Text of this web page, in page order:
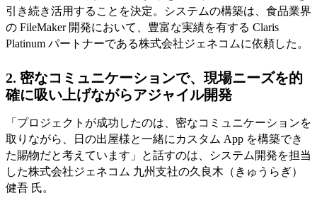
引き続き活用することを決定。システムの構築は、食品業界
の FileMaker 開発において、豊富な実績を有する Claris
Platinum パートナーである株式会社ジェネコムに依頼した。
2. 密なコミュニケーションで、現場ニーズを的
確に吸い上げながらアジャイル開発
「プロジェクトが成功したのは、密なコミュニケーションを
取りながら、日の出屋様と一緒にカスタム App を構築でき
た賜物だと考えています」と話すのは、システム開発を担当
した株式会社ジェネコム 九州支社の久良木（きゅうらぎ）
健吾 氏。